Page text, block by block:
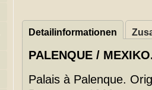
Detailinformationen
PALENQUE /
Palais à Palenque.